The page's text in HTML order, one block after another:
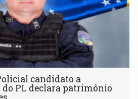
candidato a
do PL declara patrimônio